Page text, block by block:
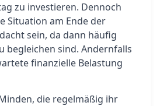
zu investieren. Dennoch
Situation am Ende der
sein, da dann häufig
begleichen sind. Andernfalls
finanzielle Belastung
die regelmäßig ihr